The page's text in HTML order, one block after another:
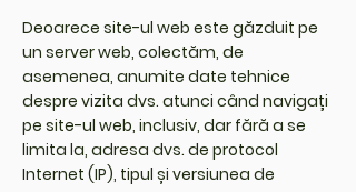
Deoarece site-ul web este găzduit pe
un server web, colectăm, de
asemenea, anumite date tehnice
despre vizita dvs. atunci când navigați
pe site-ul web, inclusiv, dar fără a se
limita la, adresa dvs. de protocol
Internet (IP), tipul și versiunea de